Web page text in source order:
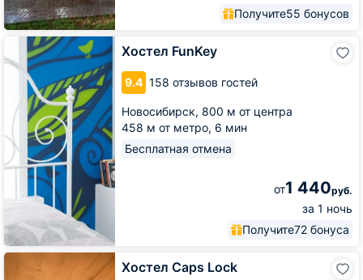
Получите55 бонусов
Хостел FunKey
9.4 158 отзывов гостей
Новосибирск, 800 м от центра
458 м от метро, 6 мин
Бесплатная отмена
от1 440руб.
за 1 ночь
Получите72 бонуса
Хостел
FunKey
Хостел Caps Lock
Хостел
Caps